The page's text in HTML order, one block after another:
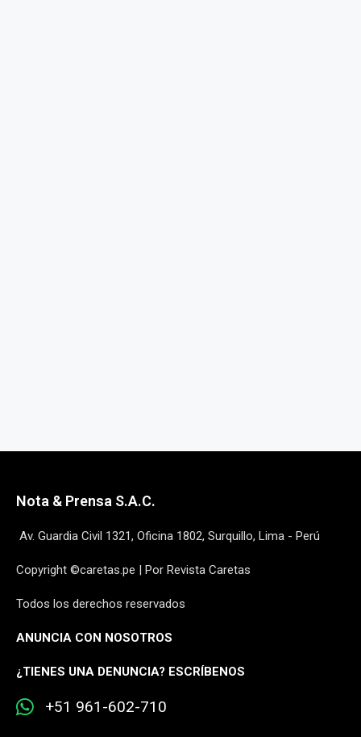
Nota & Prensa S.A.C.
Av. Guardia Civil 1321, Oficina 1802, Surquillo, Lima - Perú
Copyright ©caretas.pe | Por Revista Caretas
Todos los derechos reservados
ANUNCIA CON NOSOTROS
¿TIENES UNA DENUNCIA? ESCRÍBENOS
+51 961-602-710